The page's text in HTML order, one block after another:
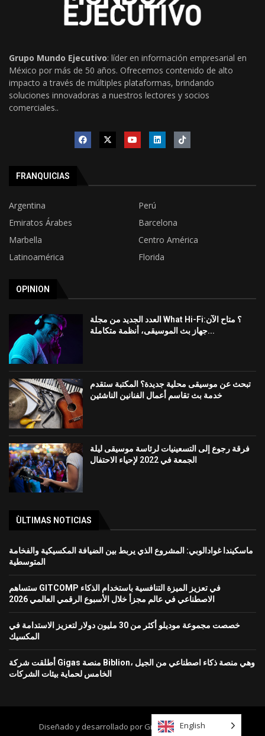
Grupo Mundo Ejecutivo: líder en información empresarial en
México por más de 50 años. Ofrecemos contenido de alto
impacto a través de múltiples plataformas, brindando
soluciones innovadoras a nuestros lectores y socios
comerciales..
FRANQUICIAS
Argentina
Perú
Emiratos Árabes
Barcelona
Marbella
Centro América
Latinoamérica
Florida
OPINION
العدد الجديد من مجلة What Hi-Fi؟ متاح الآن:
جهاز بث الموسيقى، أنظمة متكاملة...
تبحث عن موسيقى محلية جديدة؟ المكتبة ستقدم
خدمة بث تقاسم أعمال الفنانين الناشئين
فرقة رجوع إلى التسعينيات لرئاسة موسيقى ليلة
الجمعة في 2022 لإحياء الاحتفال
ÙLTIMAS NOTICIAS
ماسكيندا غوادالوبي: المشروع الذي يربط بين الضيافة المكسيكية والفخامة
المتوسطية
ستساهم GITCOMP في تعزيز الميزة التنافسية باستخدام الذكاء
الاصطناعي في عالم مجزأ خلال الأسبوع الرقمي العالمي 2026
خصصت مجموعة موديلو أكثر من 30 مليون دولار لتعزيز الاستدامة في
المكسيك
أطلقت شركة Gigas منصة Biblion، وهي منصة ذكاء اصطناعي من الجيل
الخامس لحماية بيئات الشركات
Diseñado y desarrollado por Grupo Mundo Ejecutivo
English